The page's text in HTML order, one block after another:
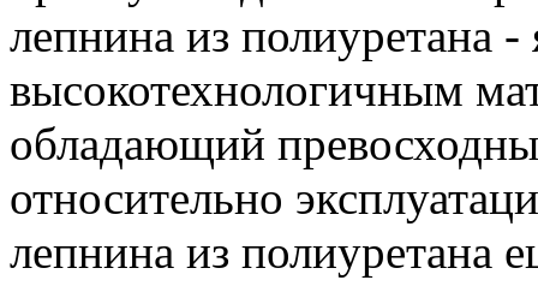
лепнина из полиуретана
высокотехнологичным
обладающий
относительно
лепнина из полиуретана